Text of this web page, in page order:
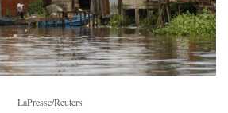
LaPresse/Reuters